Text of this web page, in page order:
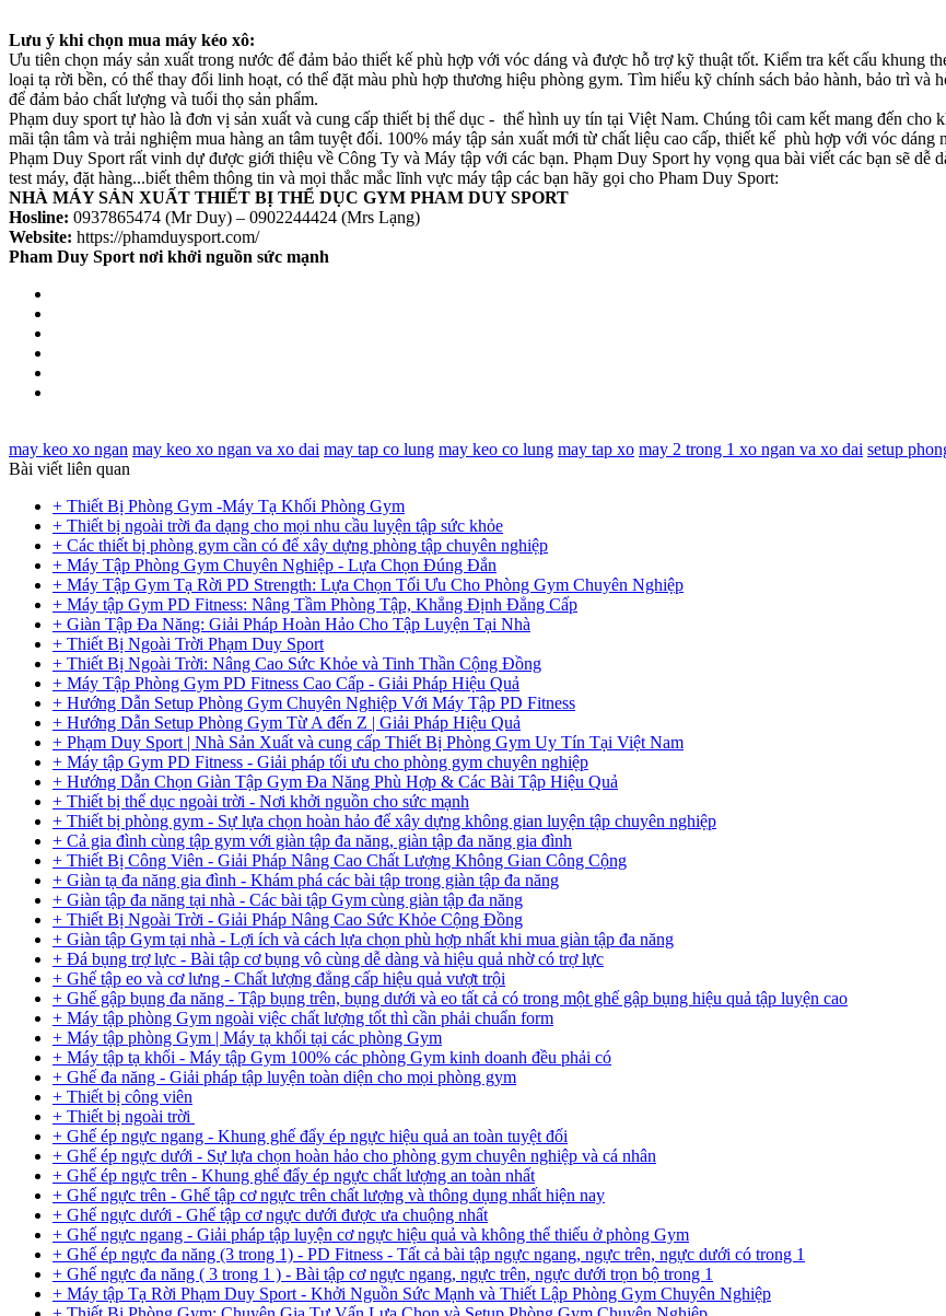
Lưu ý khi chọn mua máy kéo xô:
Ưu tiên chọn máy sản xuất trong nước để đảm bảo thiết kế phù hợp với vóc dáng và được hỗ trợ kỹ thuật tốt. Kiểm tra kết cấu khung
loại tạ rời bền, có thể thay đổi linh hoạt, có thể đặt màu phù hợp thương hiệu phòng gym. Tìm hiểu kỹ chính sách bảo hành, bảo trì
để đảm bảo chất lượng và tuổi thọ sản phẩm.
Phạm duy sport tự hào là đơn vị sản xuất và cung cấp thiết bị thể dục - thể hình uy tín tại Việt Nam. Chúng tôi cam kết mang đến cho
mãi tận tâm và trải nghiệm mua hàng an tâm tuyệt đối. 100% máy tập sản xuất mới từ chất liệu cao cấp, thiết kế phù hợp với vóc
Phạm Duy Sport rất vinh dự được giới thiệu về Công Ty và Máy tập với các bạn. Phạm Duy Sport hy vọng qua bài viết các bạn sẽ
test máy, đặt hàng...biết thêm thông tin và mọi thắc mắc lĩnh vực máy tập các bạn hãy gọi cho Pham Duy Sport:
NHÀ MÁY SẢN XUẤT THIẾT BỊ THỂ DỤC GYM PHAM DUY SPORT
Hosline: 0937865474 (Mr Duy) – 0902244424 (Mrs Lạng)
Website: https://phamduysport.com/
Pham Duy Sport nơi khởi nguồn sức mạnh
may keo xo ngan may keo xo ngan va xo dai may tap co lung may keo co lung may tap xo may 2 trong 1 xo ngan va xo dai setup
Bài viết liên quan
+ Thiết Bị Phòng Gym -Máy Tạ Khối Phòng Gym
+ Thiết bị ngoài trời đa dạng cho mọi nhu cầu luyện tập sức khỏe
+ Các thiết bị phòng gym cần có để xây dựng phòng tập chuyên nghiệp
+ Máy Tập Phòng Gym Chuyên Nghiệp - Lựa Chọn Đúng Đắn
+ Máy Tập Gym Tạ Rời PD Strength: Lựa Chọn Tối Ưu Cho Phòng Gym Chuyên Nghiệp
+ Máy tập Gym PD Fitness: Nâng Tầm Phòng Tập, Khẳng Định Đẳng Cấp
+ Giàn Tập Đa Năng: Giải Pháp Hoàn Hảo Cho Tập Luyện Tại Nhà
+ Thiết Bị Ngoài Trời Phạm Duy Sport
+ Thiết Bị Ngoài Trời: Nâng Cao Sức Khỏe và Tinh Thần Cộng Đồng
+ Máy Tập Phòng Gym PD Fitness Cao Cấp - Giải Pháp Hiệu Quả
+ Hướng Dẫn Setup Phòng Gym Chuyên Nghiệp Với Máy Tập PD Fitness
+ Hướng Dẫn Setup Phòng Gym Từ A đến Z | Giải Pháp Hiệu Quả
+ Phạm Duy Sport | Nhà Sản Xuất và cung cấp Thiết Bị Phòng Gym Uy Tín Tại Việt Nam
+ Máy tập Gym PD Fitness - Giải pháp tối ưu cho phòng gym chuyên nghiệp
+ Hướng Dẫn Chọn Giàn Tập Gym Đa Năng Phù Hợp & Các Bài Tập Hiệu Quả
+ Thiết bị thể dục ngoài trời - Nơi khởi nguồn cho sức mạnh
+ Thiết bị phòng gym - Sự lựa chọn hoàn hảo để xây dựng không gian luyện tập chuyên nghiệp
+ Cả gia đình cùng tập gym với giàn tập đa năng, giàn tập đa năng gia đình
+ Thiết Bị Công Viên - Giải Pháp Nâng Cao Chất Lượng Không Gian Công Cộng
+ Giàn tạ đa năng gia đình - Khám phá các bài tập trong giàn tập đa năng
+ Giàn tập đa năng tại nhà - Các bài tập Gym cùng giàn tập đa năng
+ Thiết Bị Ngoài Trời - Giải Pháp Nâng Cao Sức Khỏe Cộng Đồng
+ Giàn tập Gym tại nhà - Lợi ích và cách lựa chọn phù hợp nhất khi mua giàn tập đa năng
+ Đá bụng trợ lực - Bài tập cơ bụng vô cùng dễ dàng và hiệu quả nhờ có trợ lực
+ Ghế tập eo và cơ lưng - Chất lượng đẳng cấp hiệu quả vượt trội
+ Ghế gập bụng đa năng - Tập bụng trên, bụng dưới và eo tất cả có trong một ghế gập bụng hiệu quả tập luyện cao
+ Máy tập phòng Gym ngoài việc chất lượng tốt thì cần phải chuẩn form
+ Máy tập phòng Gym | Máy tạ khối tại các phòng Gym
+ Máy tập tạ khối - Máy tập Gym 100% các phòng Gym kinh doanh đều phải có
+ Ghế đa năng - Giải pháp tập luyện toàn diện cho mọi phòng gym
+ Thiết bị công viên
+ Thiết bị ngoài trời
+ Ghế ép ngực ngang - Khung ghế đẩy ép ngực hiệu quả an toàn tuyệt đối
+ Ghế ép ngực dưới - Sự lựa chọn hoàn hảo cho phòng gym chuyên nghiệp và cá nhân
+ Ghế ép ngực trên - Khung ghế đẩy ép ngực chất lượng an toàn nhất
+ Ghế ngực trên - Ghế tập cơ ngực trên chất lượng và thông dụng nhất hiện nay
+ Ghế ngực dưới - Ghế tập cơ ngực dưới được ưa chuộng nhất
+ Ghế ngực ngang - Giải pháp tập luyện cơ ngực hiệu quả và không thể thiếu ở phòng Gym
+ Ghế ép ngực đa năng (3 trong 1) - PD Fitness - Tất cả bài tập ngực ngang, ngực trên, ngực dưới có trong 1
+ Ghế ngực đa năng ( 3 trong 1 ) - Bài tập cơ ngực ngang, ngực trên, ngực dưới trọn bộ trong 1
+ Máy tập Tạ Rời Phạm Duy Sport - Khởi Nguồn Sức Mạnh và Thiết Lập Phòng Gym Chuyên Nghiệp